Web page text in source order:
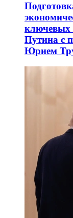
ключевых
Путина с
Юрием